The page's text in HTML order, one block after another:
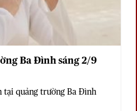
Ba Đình sáng 2/9
tại quảng trường Ba Đình